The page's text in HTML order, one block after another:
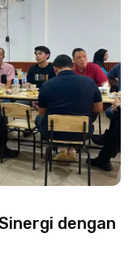
dengan